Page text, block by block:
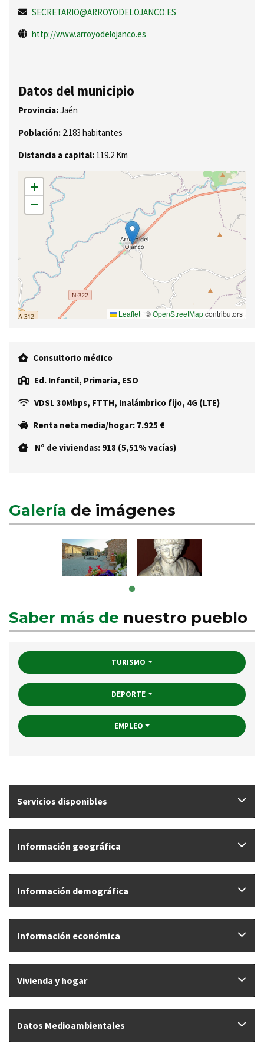
SECRETARIO@ARROYODELOJANCO.ES
http://www.arroyodelojanco.es
Datos del municipio
Provincia:Jaén
Población: 2.183 habitantes
Distancia a capital: 119.2 Km
+
−
Leaflet | ©OpenStreetMapcontributors
Consultorio médico
Ed. Infantil, Primaria, ESO
VDSL 30Mbps, FTTH, Inalámbrico fijo, 4G (LTE)
Renta neta media/hogar: 7.925 €
Nº de viviendas: 918 (5,51% vacías)
Galería de imágenes
Saber más de nuestro pueblo
TURISMO
DEPORTE
EMPLEO
Servicios disponibles
Información geográfica
Información demográfica
Información económica
Vivienda y hogar
Datos Medioambientales